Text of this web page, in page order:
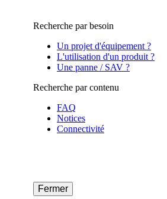
Recherche par besoin
Un projet d'équipement ?
L'utilisation d'un produit ?
Une panne / SAV ?
Recherche par contenu
FAQ
Notices
Connectivité
Fermer